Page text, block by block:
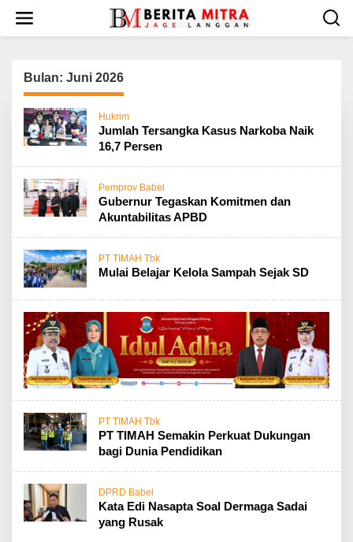
w
Bulan: Juni 2026
Hukrim
Jumlah Tersangka Kasus Narkoba Naik
16,7 Persen
Pemprov Babel
Gubernur Tegaskan Komitmen dan
Akuntabilitas APBD
PT TIMAH Tbk
Mulai Belajar Kelola Sampah Sejak SD
PT TIMAH Tbk
PT TIMAH Semakin Perkuat Dukungan
bagi Dunia Pendidikan
DPRD Babel
Kata Edi Nasapta Soal Dermaga Sadai
yang Rusak